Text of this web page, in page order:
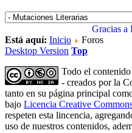
Gracias a
Está aquí: Inicio
Foros
Desktop Version Top
Todo el
- creados por la
tanto en su página principal
bajo Licencia Creative
respeten esta lincencia,
uso de nuestros contenidos,